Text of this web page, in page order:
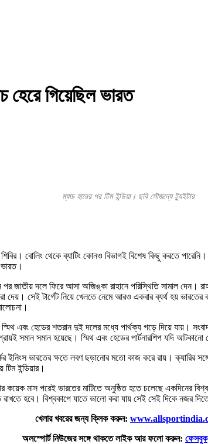
গিয়েছিল ভারত
ম্যাচ হারের পর টিম ইন্ডিয়া। ছবি সৌজন্যে ট্যুইটার
বোলিং থেকে ব্যাটিং কোনও বিভাগই বিশেষ কিছু করতে
পর জাতীয় দলে ফিরে আসা অজিঙ্কা রাহানে পরিস্থিতি সামাল
দেয়। সেই টার্গেট নিয়ে খেলতে নেমে আরও একবার ব্যর্থ হয়
এবং হেডের শতরান দুই দলের মধ্যে পার্থক্য গড়ে দিয়ে যায়।
সমান সমান হয়েছে। স্মিথ এবং হেডের পার্টনারশিপ যদি
ইনিংস ভারতের ক্ষতে লবণ ছড়ানোর মতো কাজ করে রায়।
ইন্ডিয়ার।
মাস পরেই ভারতের মাটিতে অনুষ্ঠিত হতে চলেছে একদিনের
হবে। বিশ্বকাপে যাতে ভালো করা যায় সেই সেই দিকে নজর
খেলার খবরের জন্য ক্লিক করুন:
অলস্পোর্ট নিউজের সঙ্গে থাকতে লাইক আর ফলো করুন: ফেসবুক